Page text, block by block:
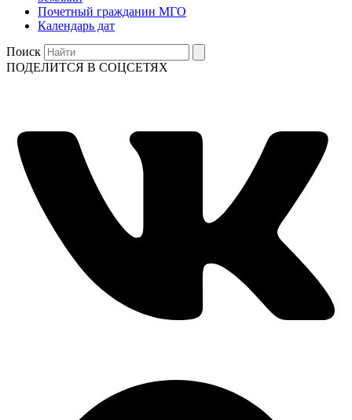
Почетный гражданин МГО
Календарь дат
Поиск
ПОДЕЛИТСЯ В СОЦСЕТЯХ